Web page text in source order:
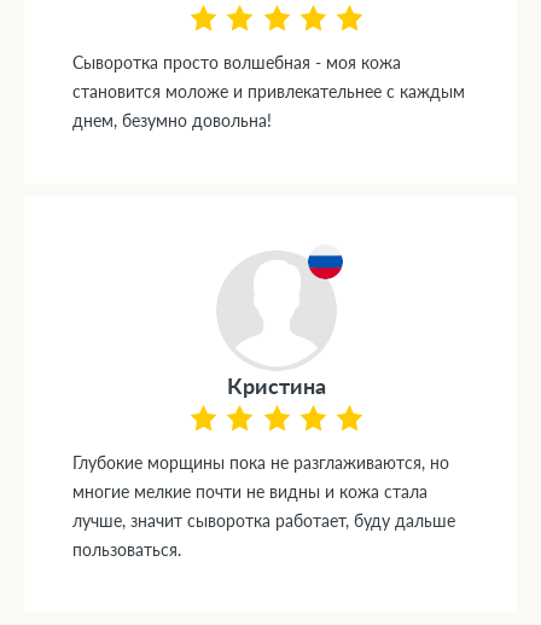
Сыворотка просто волшебная - моя кожа
становится моложе и привлекательнее с каждым
днем, безумно довольна!
Кристина
Глубокие морщины пока не разглаживаются, но
многие мелкие почти не видны и кожа стала
лучше, значит сыворотка работает, буду дальше
пользоваться.